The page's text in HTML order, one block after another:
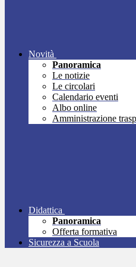
Novità
Panoramica
Le notizie
Le circolari
Calendario eventi
Albo online
Amministrazione
Didattica
Panoramica
Offerta formativa
Sicurezza a Scuola